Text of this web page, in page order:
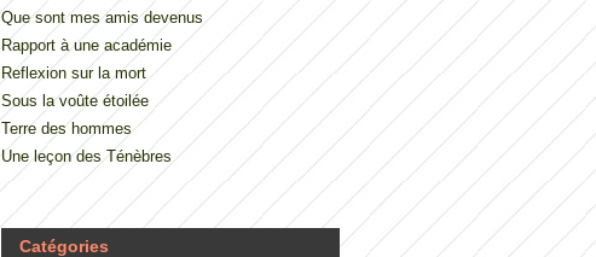
Que sont mes amis devenus
Rapport à une académie
Reflexion sur la mort
Sous la voûte étoilée
Terre des hommes
Une leçon des Ténèbres
Catégories